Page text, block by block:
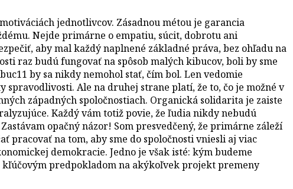
jednotlivcov. Zásadnou métou je garancia
Nejde primárne o empatiu, súcit, dobrotu ani
aby mal každý naplnené základné práva, bez ohľadu na
raz budú fungovať na spôsob malých kibucov, boli by sme
by sa nikdy nemohol stať, čím bol. Len vedomie
Ale na druhej strane platí, že to, čo je možné v
západných spoločnostiach. Organická solidarita je zaiste
Každý vám totiž povie, že ľudia nikdy nebudú
opačný názor! Som presvedčený, že primárne záleží
pracovať na tom, aby sme do spoločnosti vniesli aj viac
demokracie. Jedno je však isté: kým budeme
kľúčovým predpokladom na akýkoľvek projekt premeny